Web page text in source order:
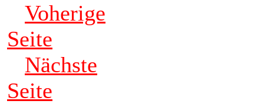
Voherige
Seite
Nächste
Seite